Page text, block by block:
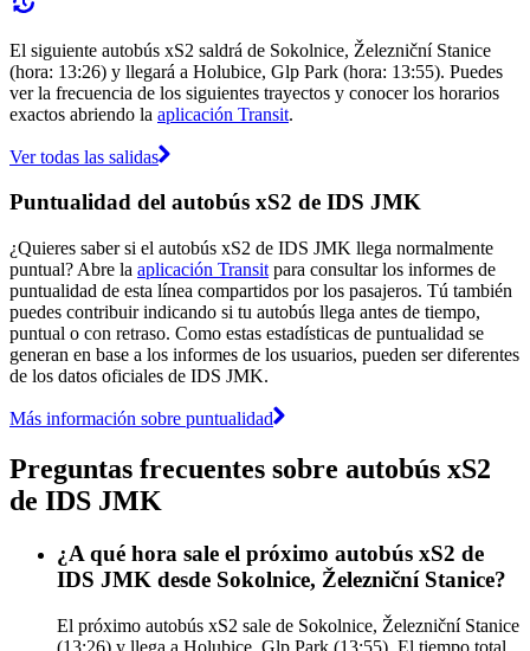
El siguiente autobús xS2 saldrá de Sokolnice, Železniční Stanice
(hora: 13:26) y llegará a Holubice, Glp Park (hora: 13:55). Puedes
ver la frecuencia de los siguientes trayectos y conocer los horarios
exactos abriendo la aplicación Transit.
Ver todas las salidas
Puntualidad del autobús xS2 de IDS JMK
¿Quieres saber si el autobús xS2 de IDS JMK llega normalmente
puntual? Abre la aplicación Transit para consultar los informes de
puntualidad de esta línea compartidos por los pasajeros. Tú también
puedes contribuir indicando si tu autobús llega antes de tiempo,
puntual o con retraso. Como estas estadísticas de puntualidad se
generan en base a los informes de los usuarios, pueden ser diferentes
de los datos oficiales de IDS JMK.
Más información sobre puntualidad
Preguntas frecuentes sobre autobús xS2
de IDS JMK
¿A qué hora sale el próximo autobús xS2 de
IDS JMK desde Sokolnice, Železniční Stanice?
El próximo autobús xS2 sale de Sokolnice, Železniční Stanice
(13:26) y llega a Holubice, Glp Park (13:55). El tiempo total